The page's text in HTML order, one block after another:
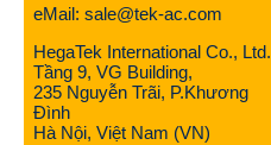
eMail: sale@tek-ac.com
HegaTek International Co., Ltd.
Tầng 9, VG Building,
235 Nguyễn Trãi, P.Khương
Đình
Hà Nội, Việt Nam (VN)